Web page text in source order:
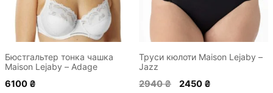
Бюстгальтер тонка чашка
Maison Lejaby – Adage
6100 ₴
можна
вибрати
на
сторінці
товару
Труси кюлоти Maison Lejaby –
Jazz
2940₴
Оригінальна
2450 ₴
можна
сторінці
товару